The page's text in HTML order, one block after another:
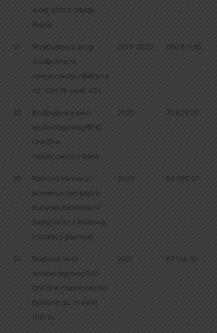
ewid. 630/2, obręb
Biała)
31
Przebudowa drogi
śródpolnej w
miejscowości Biała na
dz. ozn. Nr ewid. 424
2019-2020 660 671,95
32
Rozbudowa sieci
wodociągowej PEHD
DN125 w
miejscowości Biała
2020 73 829,00
33
Remont elewacji i
pomieszczeń piętra
budynku biblioteki w
Białej wraz z budową
instalacji gazowej
2020 89 925,07
34
Budowa sieci
wodociagowej PVC
DN110 w miejscowości
Biała na dz. nr ewid.
410/14
2021 63 194,92